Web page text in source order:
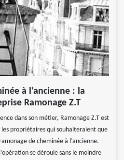
à l’ancienne : la
Ramonage Z.T
dans son métier, Ramonage Z.T est
propriétaires qui souhaiteraient que
de cheminée à l’ancienne.
se déroule sans le moindre